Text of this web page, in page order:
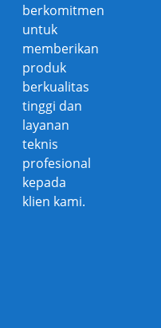
berkomitmen
untuk
memberikan
produk
berkualitas
tinggi dan
layanan
teknis
profesional
kepada
klien kami.